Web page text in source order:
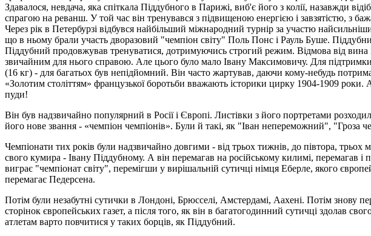
Здавалося, невдача, яка спіткала Піддубного в Парижі, виб'є його з колії, назавжди
спрагою на реванш. У той час він тренувався з підвищеною енергією і завзятістю, з
Через рік в Петербурзі відбувся найбільший міжнародний турнір за участю
що в ньому брали участь дворазовий "чемпіон світу" Поль Понс і Рауль Буше.
Піддубний продовжував тренуватися, дотримуючись строгий режим. Відмова від
звичайним для нього справою. Але цього було мало Івану Максимовичу. Для підтримки
(16 кг) - для багатьох був непідйомний. Він часто жартував, даючи кому-небудь
«Золотим століттям» французької боротьби вважають історики цирку 1904-1909
пуди!
Він був надзвичайно популярний в Росії і Європі. Листівки з його портретами
його нове звання - «чемпіон чемпіонів». Були й такі, як "Іван непереможний", "Гроза
Чемпіонати тих років були надзвичайно довгими - від трьох тижнів, до півтора,
свого кумира - Івану Піддубному. А він перемагав на російському килимі, перемагав
виграє "чемпіонат світу", перемігши у вирішальній сутичці німця Еберле, якого
перемагає Педерсена.
Потім були незабутні сутички в Лондоні, Брюсселі, Амстердамі, Аахені. Потім знову
сторінок європейських газет, а після того, як він в багатогодинний сутичці здолав
атлетам варто повчитися у таких борців, як Піддубний.